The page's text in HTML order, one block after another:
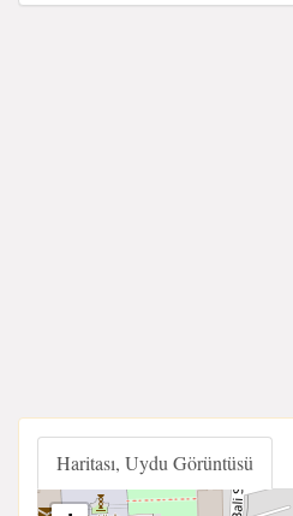
Haritası, Uydu Görüntüsü